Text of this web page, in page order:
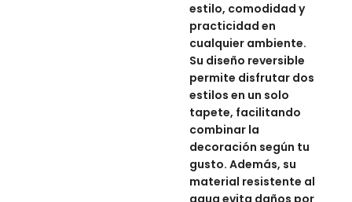
estilo, comodidad y
practicidad en
cualquier ambiente.
Su diseño reversible
permite disfrutar dos
estilos en un solo
tapete, facilitando
combinar la
decoración según tu
gusto. Además, su
material resistente al
agua evita daños por